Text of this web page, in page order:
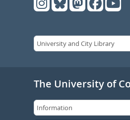
The University of